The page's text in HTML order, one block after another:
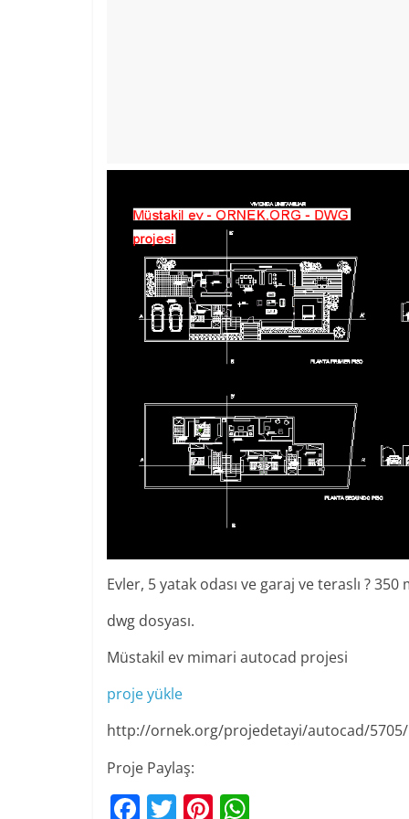
Evler, 5 yatak odası ve garaj ve teraslı ?
dwg dosyası.
Müstakil ev mimari autocad projesi
proje yükle
http://ornek.org/projedetayi/autocad/5705/
Proje Paylaş:
F T Pi